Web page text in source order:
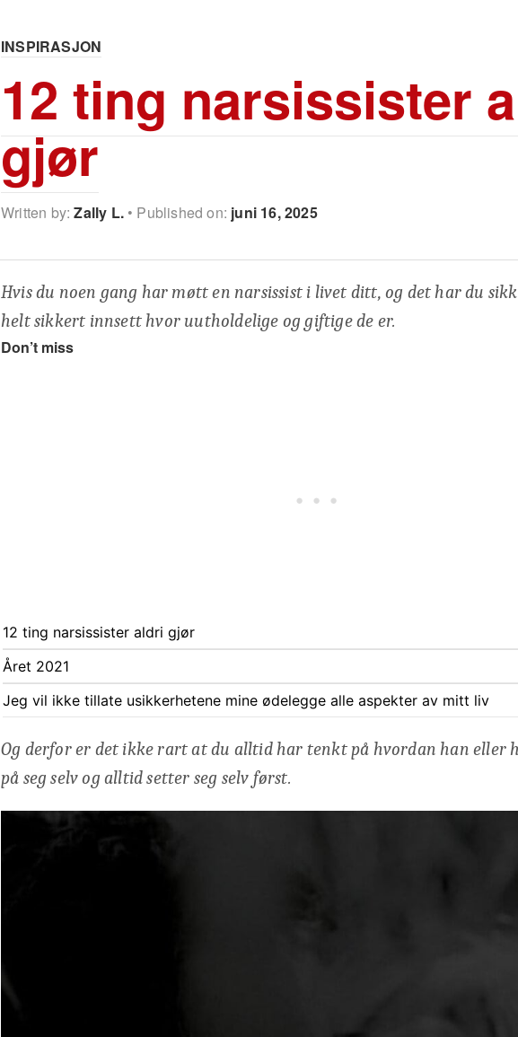
INSPIRASJON
12 ting narsissister
gjør
Written by:Zally L. Published on: juni 16, 2025
Hvis du noen gang har møtt en narsissist i livet ditt, og det har du
helt sikkert innsett hvor uutholdelige og giftige de er.
Don’t miss
12 ting narsissister aldri gjør
Året 2021
Jeg vil ikke tillate usikkerhetene mine ødelegge alle aspekter av mitt liv
Og derfor er det ikke rart at du alltid har tenkt på hvordan han eller
på seg selv og alltid setter seg selv først.